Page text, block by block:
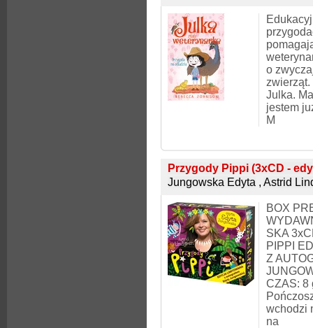
o
zwierząt.
Julka.
jestem
M
Przygody Pippi (3xCD -
Jungowska Edyta , Astrid
BOX
SKA
PIPPI
Z
CZAS: 8
wchodzi
na